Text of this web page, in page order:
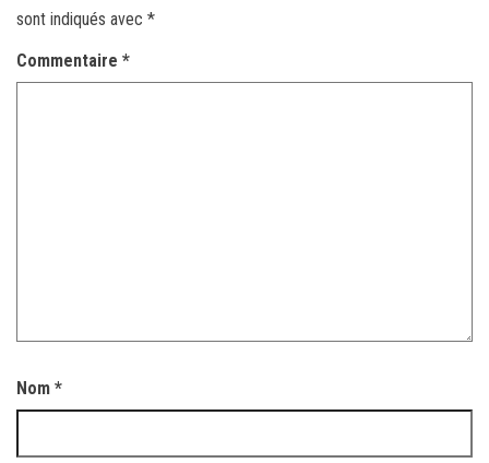
sont indiqués avec *
Commentaire *
Nom *